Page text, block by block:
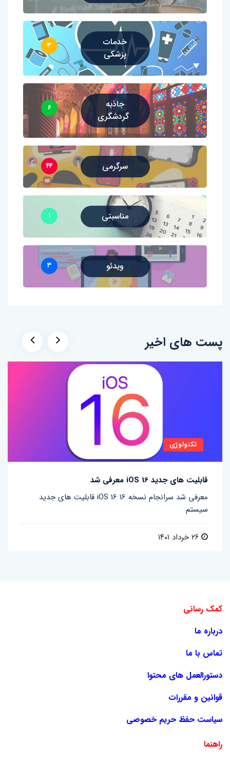
خدمات
پزشکی
۳
جاذبه
گردشگری
۶
سرگرمی ۴۴
مناسبتی ۱
ویدئو ۳
پست های اخیر
تکنولوژی
قابلیت های جدید iOS 16 معرفی شد
قابلیت های جدید iOS 16 معرفی شد سرانجام نسخه 16
سیستم
کمک رسانی
درباره ما
تماس با ما
دستورالعمل های محتوا
قوانین و مقررات
سیاست حفظ حریم خصوصی
راهنما